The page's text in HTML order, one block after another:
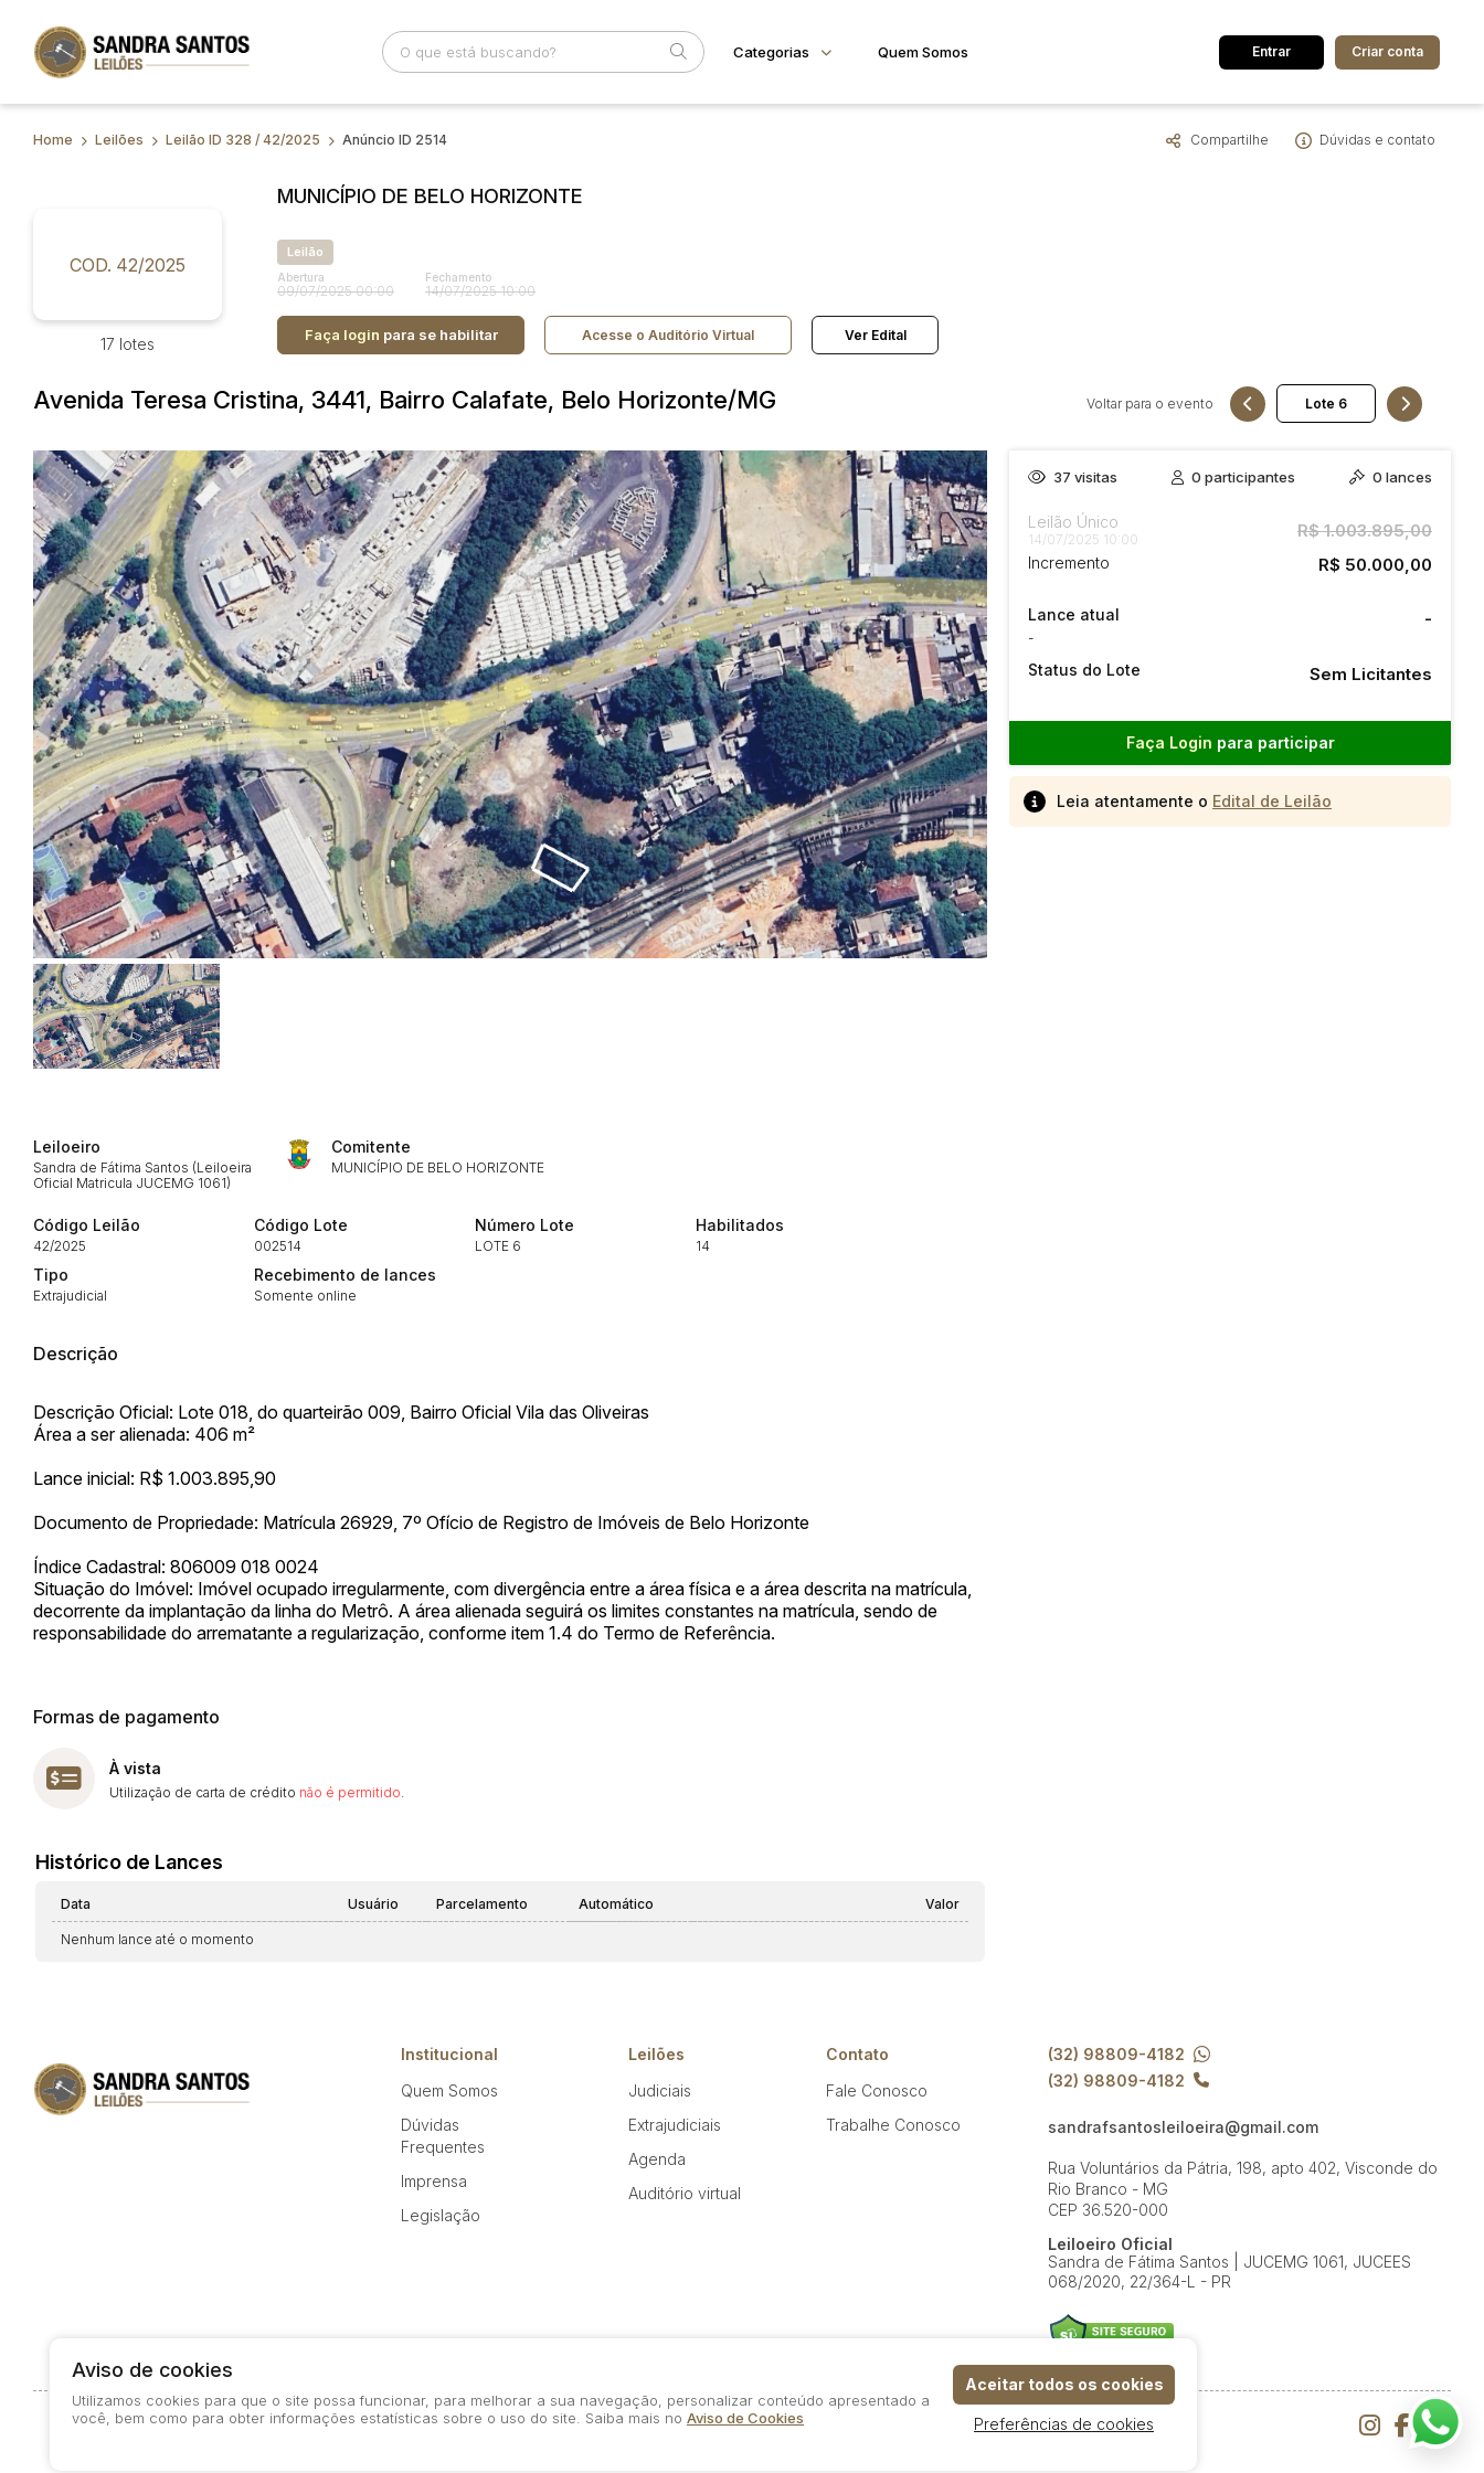
Busca por palavra-chave Categoria Cidade
Categorias Quem Somos Entrar Criar conta
Home Leilões Leilão ID 328 / 42/2025 Anúncio ID 2514 Compartilhe Dúvidas e contato
COD. 42/2025
17 lotes
MUNICÍPIO DE BELO HORIZONTE
Leilão
Abertura
09/07/2025 00:00
Fechamento
14/07/2025 10:00
Faça login para se habilitar Acesse o Auditório Virtual Ver Edital
Avenida Teresa Cristina, 3441, Bairro Calafate, Belo Horizonte/MG Voltar para o evento
37 visitas 0 participantes 0 lances
Leilão Único
14/07/2025 10:00 R$ 1.003.895,00
Incremento R$ 50.000,00
Lance atual
-
-
Status do Lote Sem Licitantes
Faça Login para participar
Leia atentamente o Edital de Leilão
Leiloeiro
Sandra de Fátima Santos (Leiloeira
Oficial Matricula JUCEMG 1061)
Comitente
MUNICÍPIO DE BELO HORIZONTE
Código Leilão
42/2025
Código Lote
002514
Número Lote
LOTE 6
Habilitados
14
Tipo
Extrajudicial
Recebimento de lances
Somente online
Descrição
Descrição Oficial: Lote 018, do quarteirão 009, Bairro Oficial Vila das Oliveiras
Área a ser alienada: 406 m²
Lance inicial: R$ 1.003.895,90
Documento de Propriedade: Matrícula 26929, 7º Ofício de Registro de Imóveis de Belo Horizonte
Índice Cadastral: 806009 018 0024
Situação do Imóvel: Imóvel ocupado irregularmente, com divergência entre a área física e a área descrita na matrícula,
decorrente da implantação da linha do Metrô. A área alienada seguirá os limites constantes na matrícula, sendo de
responsabilidade do arrematante a regularização, conforme item 1.4 do Termo de Referência.
Formas de pagamento
À vista
Utilização de carta de crédito não é permitido
Histórico de Lances
Data Usuário Parcelamento Automático Valor
Nenhum lance até o momento
Envie sua Proposta
Institucional
Quem Somos
Dúvidas
Frequentes
Imprensa
Legislação
Leilões
Judiciais
Extrajudiciais
Agenda
Auditório virtual
Contato
Fale Conosco
Trabalhe Conosco
(32) 98809-4182
(32) 98809-4182
sandrafsantosleiloeira@gmail.com
Rua Voluntários da Pátria, 198, apto 402, Visconde do
Rio Branco - MG
CEP 36.520-000
Leiloeiro Oficial
Sandra de Fátima Santos | JUCEMG 1061, JUCEES
068/2020, 22/364-L - PR
© 2026-present - Todos os direitos reservados Política de Privacidade Aviso de Cookies Termos de Uso
Aviso de cookies
Utilizamos cookies para que o site possa funcionar, para melhorar a sua navegação, personalizar conteúdo apresentado a
você, bem como para obter informações estatísticas sobre o uso do site. Saiba mais no Aviso de Cookies
Aceitar todos os cookies
Preferências de cookies